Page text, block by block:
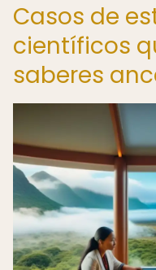
Casos de
científicos
saberes